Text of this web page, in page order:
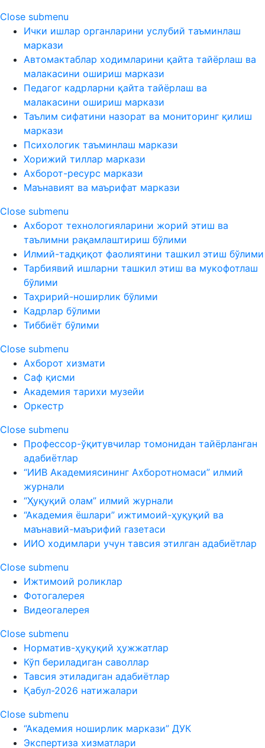
Close submenu
Ички ишлар органларини услубий таъминлаш
маркази
Автомактаблар ходимларини қайта тайёрлаш ва
малакасини ошириш маркази
Педагог кадрларни қайта тайёрлаш ва
малакасини ошириш маркази
Таълим сифатини назорат ва мониторинг қилиш
маркази
Психологик таъминлаш маркази
Хорижий тиллар маркази
Ахборот-ресурс маркази
Маънавият ва маърифат маркази
Close submenu
Ахборот технологияларини жорий этиш ва
таълимни рақамлаштириш бўлими
Илмий-тадқиқот фаолиятини ташкил этиш бўлими
Тарбиявий ишларни ташкил этиш ва мукофотлаш
бўлими
Таҳририй-ноширлик бўлими
Кадрлар бўлими
Тиббиёт бўлими
Close submenu
Ахборот хизмати
Саф қисми
Академия тарихи музейи
Оркестр
Close submenu
Профессор-ўқитувчилар томонидан тайёрланган
адабиётлар
“ИИВ Академиясининг Ахборотномаси” илмий
журнали
“Ҳуқуқий олам” илмий журнали
“Академия ёшлари” ижтимоий-ҳуқуқий ва
маънавий-маърифий газетаси
ИИО ходимлари учун тавсия этилган адабиётлар
Close submenu
Ижтимоий роликлар
Фотогалерея
Видеогалерея
Close submenu
Норматив-ҳуқуқий ҳужжатлар
Кўп бериладиган саволлар
Тавсия этиладиган адабиётлар
Қабул-2026 натижалари
Close submenu
“Академия ноширлик маркази” ДУК
Экспертиза хизматлари